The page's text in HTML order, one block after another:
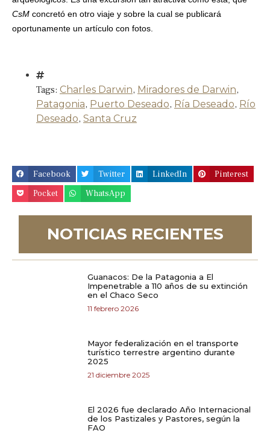
CsM concretó en otro viaje y sobre la cual se publicará
oportunamente un artículo con fotos.
Tags: Charles Darwin, Miradores de Darwin,
Patagonia, Puerto Deseado, Ría Deseado, Río
Deseado, Santa Cruz
Facebook Twitter LinkedIn
Pinterest
Pocket
WhatsApp
NOTICIAS RECIENTES
Guanacos: De la Patagonia a El
Impenetrable a 110 años de su extinción
en el Chaco Seco
11 febrero 2026
Mayor federalización en el transporte
turístico terrestre argentino durante
2025
21 diciembre 2025
El 2026 fue declarado Año Internacional
de los Pastizales y Pastores, según la
FAO